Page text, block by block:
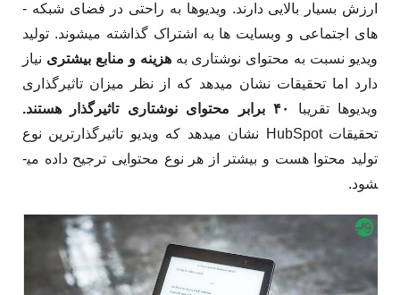
ارزش بسیار بالایی دارند. ویدیوها به راحتی در فضای شبکه ­
های اجتماعی و وبسایت­ ها به اشتراک گذاشته می­شوند. تولید
ویدیو نسبت به محتوای نوشتاری بههزینه و منابع بیش­تری نیاز
دارد اما تحقیقات نشان می­دهد که از نظر میزان تاثیرگذاری
ویدیوها تقریبا
۴۰ برابر محتوای نوشتاری تاثیرگذار هستند.
تحقیقات HubSpot نشان می­دهد که ویدیو تاثیرگذارترین نوع
تولید محتوا هست و بیش­تر از هر نوع محتوایی ترجیح داده می­
شود.